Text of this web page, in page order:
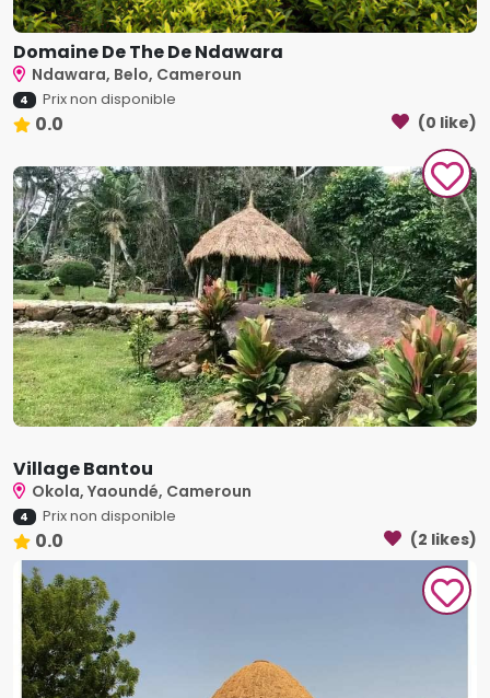
Domaine De The De Ndawara
Ndawara, Belo, Cameroun
4 Prix non disponible
0.0 (0 like)
Village Bantou
Okola, Yaoundé, Cameroun
4 Prix non disponible
0.0 (2 likes)